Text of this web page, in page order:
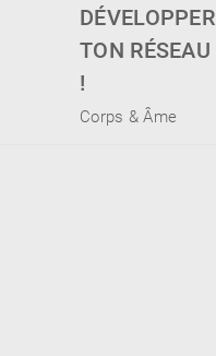
DÉVELOPPER
TON RÉSEAU
!
Corps & Âme